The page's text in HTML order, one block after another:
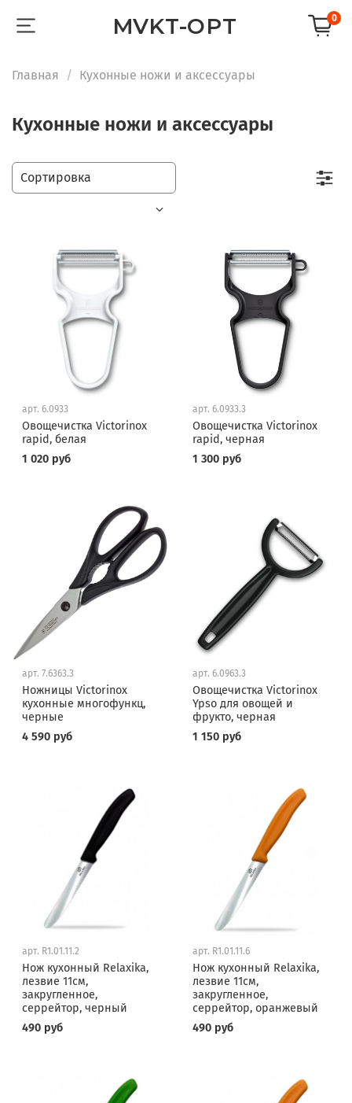
MVKT-OPT 0
Главная Кухонные ножи и аксессуары
Кухонные ножи и аксессуары
арт. 6.0933
Овощечистка Victorinox
rapid, белая
1 020 руб
арт. 6.0933.3
Овощечистка Victorinox
rapid, черная
1 300 руб
арт. 7.6363.3
Ножницы Victorinox
кухонные многофункц,
черные
4 590 руб
арт. 6.0963.3
Овощечистка Victorinox
Ypso для овощей и
фрукто, черная
1 150 руб
арт. R1.01.11.2
Нож кухонный Relaxika,
лезвие 11см,
закругленное,
серрейтор, черный
490 руб
арт. R1.01.11.6
Нож кухонный Relaxika,
лезвие 11см,
закругленное,
серрейтор, оранжевый
490 руб